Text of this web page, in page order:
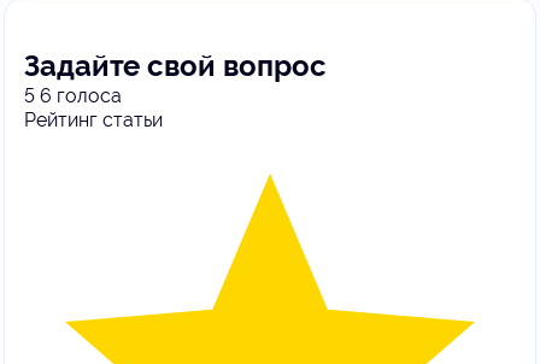
Задайте свой вопрос
5 6 голоса
Рейтинг статьи